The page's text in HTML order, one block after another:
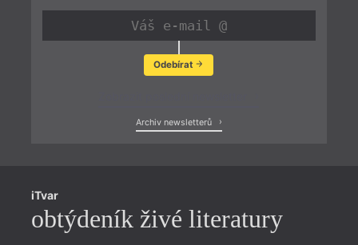
Odebírat
Archiv newsletterů
iTvar
obtýdeník živé literatury